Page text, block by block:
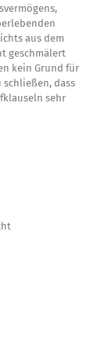
aus dem
geschmälert
kein Grund für
schließen, dass
sehr